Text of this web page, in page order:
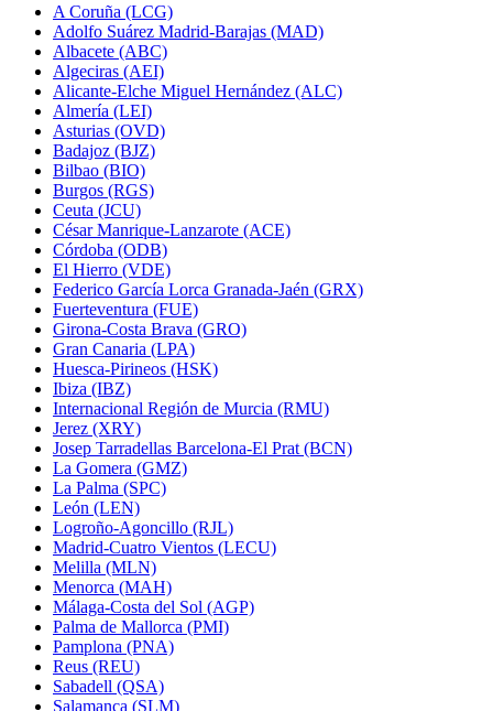
A Coruña (LCG)
Adolfo Suárez Madrid-Barajas (MAD)
Albacete (ABC)
Algeciras (AEI)
Alicante-Elche Miguel Hernández (ALC)
Almería (LEI)
Asturias (OVD)
Badajoz (BJZ)
Bilbao (BIO)
Burgos (RGS)
Ceuta (JCU)
César Manrique-Lanzarote (ACE)
Córdoba (ODB)
El Hierro (VDE)
Federico García Lorca Granada-Jaén (GRX)
Fuerteventura (FUE)
Girona-Costa Brava (GRO)
Gran Canaria (LPA)
Huesca-Pirineos (HSK)
Ibiza (IBZ)
Internacional Región de Murcia (RMU)
Jerez (XRY)
Josep Tarradellas Barcelona-El Prat (BCN)
La Gomera (GMZ)
La Palma (SPC)
León (LEN)
Logroño-Agoncillo (RJL)
Madrid-Cuatro Vientos (LECU)
Melilla (MLN)
Menorca (MAH)
Málaga-Costa del Sol (AGP)
Palma de Mallorca (PMI)
Pamplona (PNA)
Reus (REU)
Sabadell (QSA)
Salamanca (SLM)